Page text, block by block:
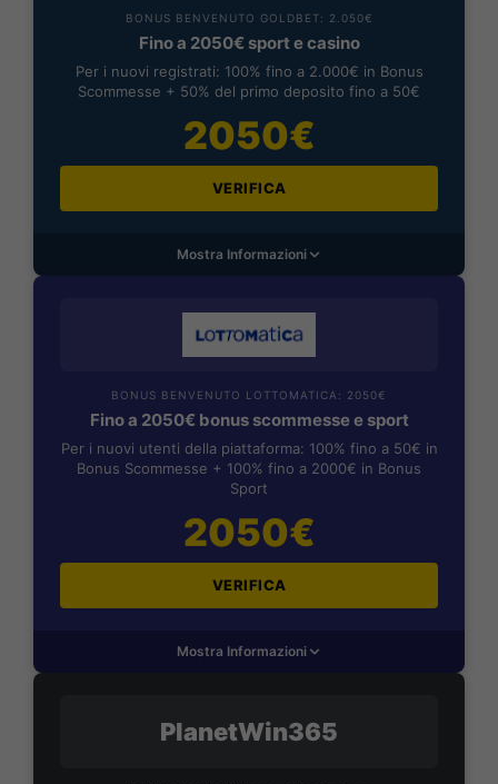
BONUS BENVENUTO GOLDBET: 2.050€
Fino a 2050€ sport e casino
Per i nuovi registrati: 100% fino a 2.000€ in Bonus
Scommesse + 50% del primo deposito fino a 50€
2050€
VERIFICA
Mostra Informazioni
BONUS BENVENUTO LOTTOMATICA: 2050€
Fino a 2050€ bonus scommesse e sport
Per i nuovi utenti della piattaforma: 100% fino a 50€ in
Bonus Scommesse + 100% fino a 2000€ in Bonus
Sport
2050€
VERIFICA
Mostra Informazioni
PlanetWin365